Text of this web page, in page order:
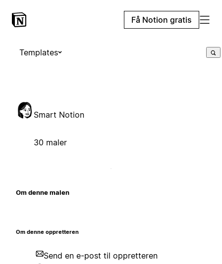
Få Notion gratis
Templates
Smart Notion
30 maler
Om denne malen
Om denne oppretteren
Send en e-post til oppretteren